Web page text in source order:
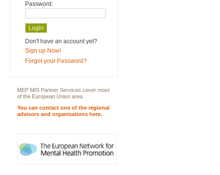
Password:
Don't have an account yet?
Sign up Now!
Forgot your Password?
MEP MIS Partner Services cover most
of the European Union area.
You can contact one of the regional
advisors and organisations here.